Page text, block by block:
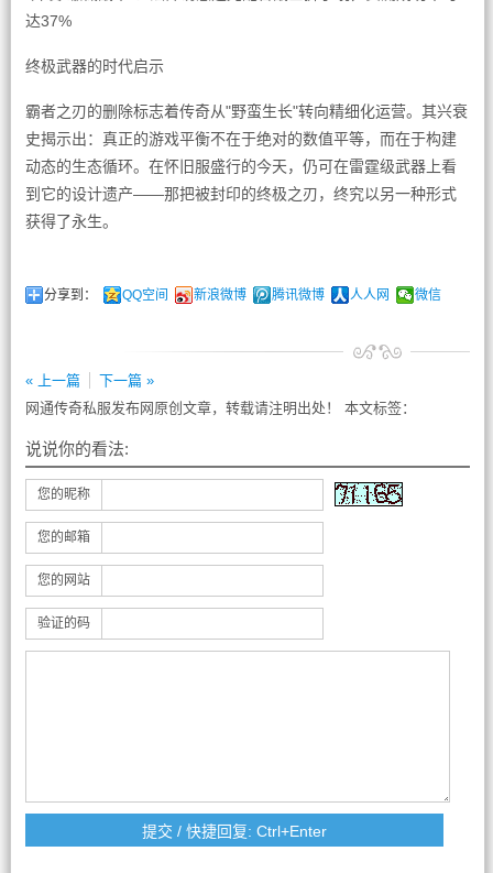
达37%
终极武器的时代启示
霸者之刃的删除标志着传奇从"野蛮生长"转向精细化运营。其兴衰
史揭示出：真正的游戏平衡不在于绝对的数值平等，而在于构建
动态的生态循环。在怀旧服盛行的今天，仍可在雷霆级武器上看
到它的设计遗产——那把被封印的终极之刃，终究以另一种形式
获得了永生。
分享到： QQ空间 新浪微博 腾讯微博 人人网 微信
« 上一篇
下一篇 »
网通传奇私服发布网原创文章，转载请注明出处！ 本文标签：
说说你的看法:
您的昵称
您的邮箱
您的网站
验证的码